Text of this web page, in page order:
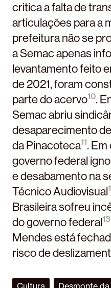
critica a falta de
articulações para a
prefeitura não se
a Semac apenas
levantamento feito
de 2021, foram
parte do acervo10.
Semac abriu
desaparecimento
da Pinacoteca11.
governo federal
e desabamento na
Técnico Audiovisual
Brasileira sofreu
do governo federal13
Mendes está
risco de